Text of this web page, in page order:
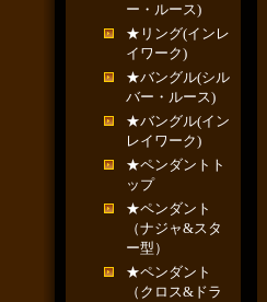
ー・ルース)
★リング(インレ
イワーク)
★バングル(シル
バー・ルース)
★バングル(イン
レイワーク)
★ペンダントト
ップ
★ペンダント
（ナジャ&スタ
ー型）
★ペンダント
（クロス&ドラ